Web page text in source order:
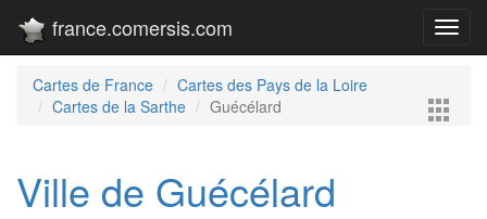
france.comersis.com
Cartes de France
Cartes des Pays de la Loire
Cartes de la Sarthe
Guécélard
Ville de Guécélard